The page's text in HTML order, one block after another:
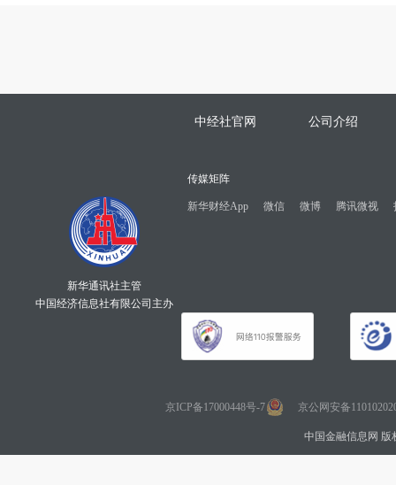
中经社官网 公司介绍
新华通讯社主管
中国经济信息社有限公司主办
传媒矩阵
新华财经App 微信 微博 腾讯微视
京ICP备17000448号-7 京公网安备
中国金融信息网 版